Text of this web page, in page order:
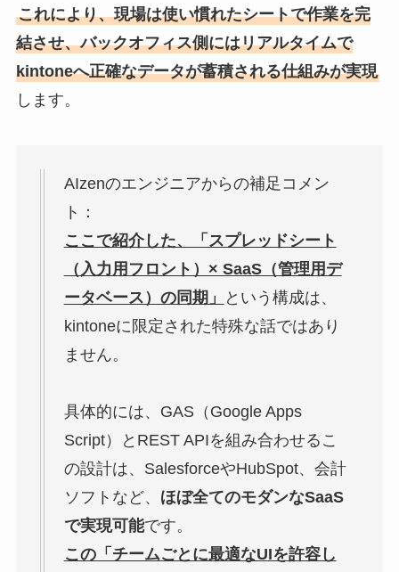
これにより、現場は使い慣れたシートで作業を完
結させ、バックオフィス側にはリアルタイムで
kintoneへ正確なデータが蓄積される仕組みが実現
します。
AIzenのエンジニアからの補足コメン
ト：
ここで紹介した、「スプレッドシート
（入力用フロント）× SaaS（管理用デ
ータベース）の同期」
という構成は、
kintoneに限定された特殊な話ではあり
ません。
具体的には、GAS（Google Apps
Script）とREST APIを組み合わせるこ
の設計は、SalesforceやHubSpot、会計
ソフトなど、 ほぼ全てのモダンなSaaS
で実現可能です。
この「チームごとに最適なUIを許容し